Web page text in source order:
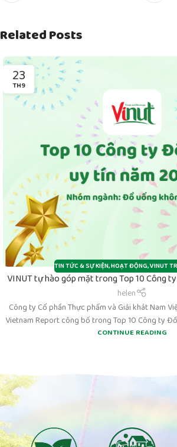
Related Posts
23
TH9
TIN TỨC & SỰ KIỆN,HOẠT ĐỘNG,VINUT
VINUT tự hào góp mặt trong Top 10 Công
helen
Công ty Cổ phần Thực phẩm và Giải khát Nam
Vietnam Report công bố trong Top 10 Công ty Đồ
CONTINUE READING